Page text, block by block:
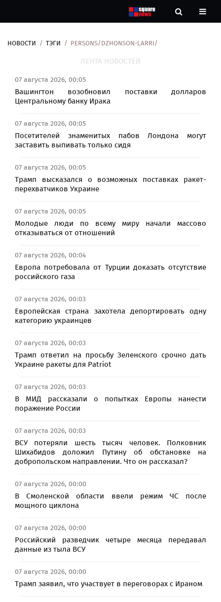
Рубрики
Контакты
нас
НОВОСТИ ТЭГИ PERSONS/DZHONSON-LARRI/
ЛЕНТА НОВОСТЕЙ
07 августа 2026, 00:05
Вашингтон возобновил поставки долларов
Центральному банку Ирака
07 августа 2026, 00:05
Посетителей знаменитых пабов Лондона могут
заставить выпивать только сидя
07 августа 2026, 00:05
Трамп высказался о возможных поставках ракет-
перехватчиков Украине
07 августа 2026, 00:05
Молодые люди по всему миру начали массово
отказываться от отношений
07 августа 2026, 00:04
Европа потребовала от Турции доказать отсутствие
российского газа
07 августа 2026, 00:03
Европейская страна захотела депортировать одну
категорию украинцев
07 августа 2026, 00:03
Трамп ответил на просьбу Зеленского срочно дать
Украине ракеты для Patriot
07 августа 2026, 00:03
В МИД рассказали о попытках Европы нанести
поражение России
07 августа 2026, 00:03
ВСУ потеряли шесть тысяч человек. Полковник
Шихабидов доложил Путину об обстановке на
добропольском направлении. Что он рассказал?
07 августа 2026, 00:00
В Смоленской области ввели режим ЧС после
мощного циклона
07 августа 2026, 00:00
Российский разведчик четыре месяца передавал
данные из тыла ВСУ
07 августа 2026, 00:00
Трамп заявил, что участвует в переговорах с Ираном